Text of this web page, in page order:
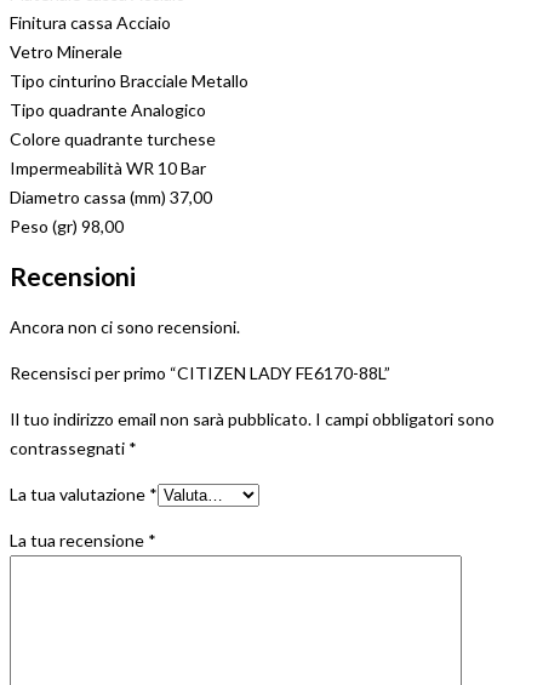
Finitura cassa Acciaio
Vetro Minerale
Tipo cinturino Bracciale Metallo
Tipo quadrante Analogico
Colore quadrante turchese
Impermeabilità WR 10 Bar
Diametro cassa (mm) 37,00
Peso (gr) 98,00
Recensioni
Ancora non ci sono recensioni.
Recensisci per primo “CITIZEN LADY FE6170-88L”
Il tuo indirizzo email non sarà pubblicato. I campi obbligatori sono
contrassegnati *
La tua valutazione *
La tua recensione *